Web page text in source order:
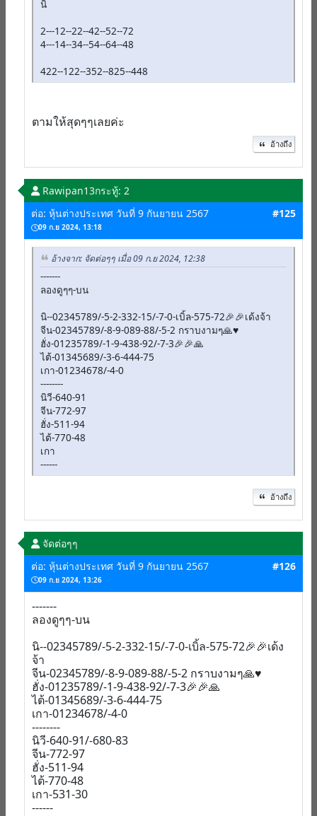
นิ
2---12--22--42--52--72
4---14--34--54--64--48
422--122--352--825--448
ตามให้สุดๆๆเลยค่ะ
อ้างถึง
Rawipan13กระทู้: 2
ต่อ: หุ้นต่างประเทศ วันที่ 9 กันยายน 2567
09 ก.ย 2024, 13:18
#125
อ้างจาก: จัดต่อๆๆ เมื่อ 09 ก.ย 2024, 12:38
-------
ลองดูๆๆ-บน
นิ--02345789/-5-2-332-15/-7-0-เบิ้ล-575-72🎉🎉เด้งจ้า
จีน-02345789/-8-9-089-88/-5-2 กราบงามๆ🙏♥️
ฮั่ง-01235789/-1-9-438-92/-7-3🎉🎉🙏
ไต้-01345689/-3-6-444-75
เกา-01234678/-4-0
--------
นิวี-640-91
จีน-772-97
ฮั่ง-511-94
ไต้-770-48
เกา
------
อ้างถึง
จัดต่อๆๆ
ต่อ: หุ้นต่างประเทศ วันที่ 9 กันยายน 2567
09 ก.ย 2024, 13:26
#126
-------
ลองดูๆๆ-บน
นิ--02345789/-5-2-332-15/-7-0-เบิ้ล-575-72🎉🎉เด้ง
จ้า
จีน-02345789/-8-9-089-88/-5-2 กราบงามๆ🙏♥️
ฮั่ง-01235789/-1-9-438-92/-7-3🎉🎉🙏
ไต้-01345689/-3-6-444-75
เกา-01234678/-4-0
--------
นิวี-640-91/-680-83
จีน-772-97
ฮั่ง-511-94
ไต้-770-48
เกา-531-30
------